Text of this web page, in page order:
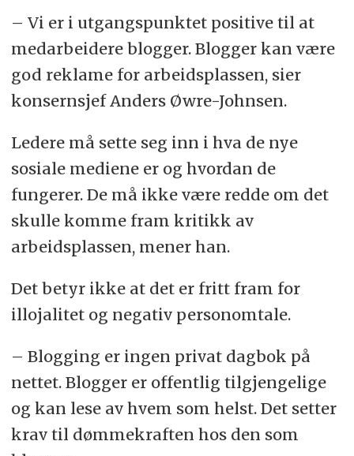
– Vi er i utgangspunktet positive til at
medarbeidere blogger. Blogger kan være
god reklame for arbeidsplassen, sier
konsernsjef Anders Øwre-Johnsen.
Ledere må sette seg inn i hva de nye
sosiale mediene er og hvordan de
fungerer. De må ikke være redde om det
skulle komme fram kritikk av
arbeidsplassen, mener han.
Det betyr ikke at det er fritt fram for
illojalitet og negativ personomtale.
– Blogging er ingen privat dagbok på
nettet. Blogger er offentlig tilgjengelige
og kan lese av hvem som helst. Det setter
krav til dømmekraften hos den som